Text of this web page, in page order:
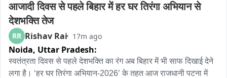
आजादी दिवस से पहले बिहार में हर घर तिरंगा अभियान से
देशभक्ति तेज
RR Rishav Rai 17m ago
Noida, Uttar Pradesh:
स्वतंत्रता दिवस से पहले देशभक्ति का रंग अब बिहार में भी साफ दिखाई देने
लगा है। ‘हर घर तिरंगा अभियान-2026’ के तहत आज राजधानी पटना में